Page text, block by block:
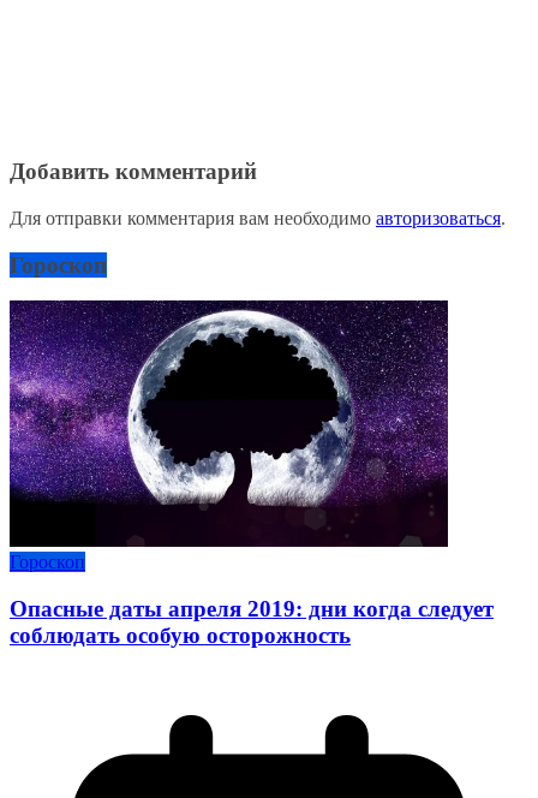
Добавить комментарий
Для отправки комментария вам необходимо авторизоваться.
Гороскоп
Гороскоп
Опасные даты апреля 2019: дни когда следует
соблюдать особую осторожность